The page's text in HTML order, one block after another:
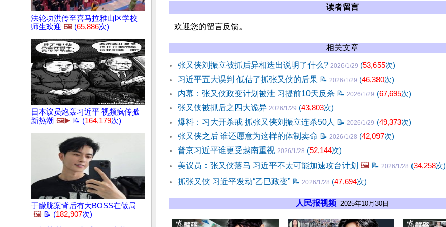
法轮功洪传至喜马拉雅山区学校
师生欢迎 🖼️ (65,886次)
日本议员炮轰习近平 视频疯传掀
新热潮 🖼️▶️ 📝 (164,179次)
于朦胧案背后有大BOSS在做局
🖼️ 📝 (182,907次)
读者留言
欢迎您的留言反馈。
相关文章
张又侠刘振立被抓后异相迭出说明了什么? 2026/1/29 (53,655次)
习近平五大误判 低估了抓张又侠的后果 📝 2026/1/29 (46,380次)
内幕：张又侠政变计划被泄 习提前10天反杀 📝 2026/1/29 (67,695次)
张又侠被抓后之四大诡异 2026/1/29 (43,803次)
爆料：习大开杀戒 抓张又侠刘振立连杀50人 📝 2026/1/29 (49,373次)
张又侠之后 谁还愿意为这样的体制卖命 📝 2026/1/28 (42,097次)
普京习近平谁更受越南重视 2026/1/28 (52,144次)
美议员：张又侠落马 习近平不太可能加速攻台计划 🖼️ 📝 2026/1/28 (34,258次)
抓张又侠 习近平发动“乙巳政变” 📝 2026/1/28 (47,694次)
人民报视频 2025年10月30日